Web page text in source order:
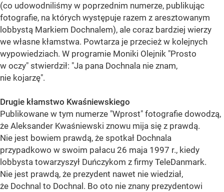
(co udowodniliśmy w poprzednim numerze, publikując
fotografie, na których występuje razem z aresztowanym
lobbystą Markiem Dochnalem), ale coraz bardziej wierzy
we własne kłamstwa. Powtarza je przecież w kolejnych
wypowiedziach. W programie Moniki Olejnik "Prosto
w oczy" stwierdził: "Ja pana Dochnala nie znam,
nie kojarzę".
Drugie kłamstwo Kwaśniewskiego
Publikowane w tym numerze "Wprost" fotografie dowodzą,
że Aleksander Kwaśniewski znowu mija się z prawdą.
Nie jest bowiem prawdą, że spotkał Dochnala
przypadkowo w swoim pałacu 26 maja 1997 r., kiedy
lobbysta towarzyszył Duńczykom z firmy TeleDanmark.
Nie jest prawdą, że prezydent nawet nie wiedział,
że Dochnal to Dochnal. Bo oto nie znany prezydentowi